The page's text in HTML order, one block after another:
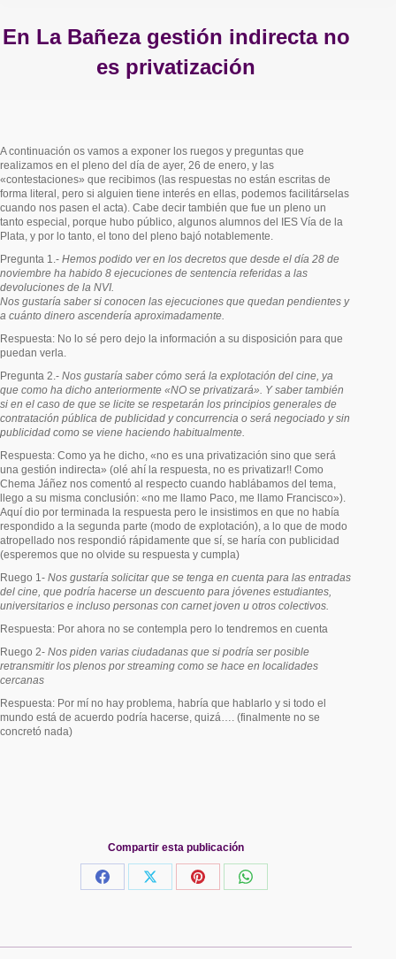
En La Bañeza gestión indirecta no
es privatización
A continuación os vamos a exponer los ruegos y preguntas que
realizamos en el pleno del día de ayer, 26 de enero, y las
«contestaciones» que recibimos (las respuestas no están escritas de
forma literal, pero si alguien tiene interés en ellas, podemos facilitárselas
cuando nos pasen el acta). Cabe decir también que fue un pleno un
tanto especial, porque hubo público, algunos alumnos del IES Vía de la
Plata, y por lo tanto, el tono del pleno bajó notablemente.
Pregunta 1.- Hemos podido ver en los decretos que desde el día 28 de
noviembre ha habido 8 ejecuciones de sentencia referidas a las
devoluciones de la NVI.
Nos gustaría saber si conocen las ejecuciones que quedan pendientes y
a cuánto dinero ascendería aproximadamente.
Respuesta: No lo sé pero dejo la información a su disposición para que
puedan verla.
Pregunta 2.- Nos gustaría saber cómo será la explotación del cine, ya
que como ha dicho anteriormente «NO se privatizará». Y saber también
si en el caso de que se licite se respetarán los principios generales de
contratación pública de publicidad y concurrencia o será negociado y sin
publicidad como se viene haciendo habitualmente.
Respuesta: Como ya he dicho, «no es una privatización sino que será
una gestión indirecta» (olé ahí la respuesta, no es privatizar!! Como
Chema Jáñez nos comentó al respecto cuando hablábamos del tema,
llego a su misma conclusión: «no me llamo Paco, me llamo Francisco»).
Aquí dio por terminada la respuesta pero le insistimos en que no había
respondido a la segunda parte (modo de explotación), a lo que de modo
atropellado nos respondió rápidamente que sí, se haría con publicidad
(esperemos que no olvide su respuesta y cumpla)
Ruego 1- Nos gustaría solicitar que se tenga en cuenta para las entradas
del cine, que podría hacerse un descuento para jóvenes estudiantes,
universitarios e incluso personas con carnet joven u otros colectivos.
Respuesta: Por ahora no se contempla pero lo tendremos en cuenta
Ruego 2- Nos piden varias ciudadanas que si podría ser posible
retransmitir los plenos por streaming como se hace en localidades
cercanas
Respuesta: Por mí no hay problema, habría que hablarlo y si todo el
mundo está de acuerdo podría hacerse, quizá…. (finalmente no se
concretó nada)
Compartir esta publicación
Share
Share
Share
Share